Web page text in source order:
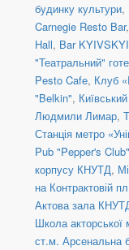
будинку культури,
Carnegie Resto Bar,
Hall, Bar KYIVSKYI
"Театральний"
Pesto Cafe, Клуб
"Belkin",
Людмили Лимар,
Станція метро
Pub "Pepper's Club"
корпусу КНУТД,
на Контрактовій
Актова зала
Школа акторської
ст.м. Арсенальна